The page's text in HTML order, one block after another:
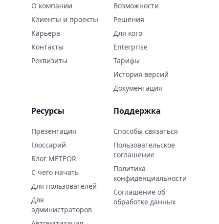
О компании
Клиенты и проекты
Карьера
Контaкты
Реквизиты
Возможности
Решения
Для кого
Enterprise
Тарифы
История версий
Документация
Ресурсы
Презентация
Глоссарий
Блог METEOR
С чего начать
Для пользователей
Для
администраторов
Поддержка
Способы связаться
Пользовательское
соглашение
Политика
конфиденциальности
Соглашение об
обработке данных